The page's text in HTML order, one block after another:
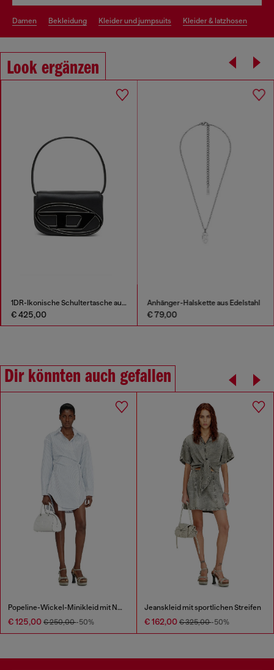
damen bekleidung kleider und jumpsuits kleider & latzhosen
Look ergänzen
1DR-Ikonische Schultertasche aus Nappa-Leder
€ 425,00
Anhänger-Halskette aus Edelstahl
€ 79,00
Dir könnten auch gefallen
Popeline-Wickel-Minikleid mit Nadelstreifen
€ 125,00 € 250,00-50%
Jeanskleid mit sportlichen Streifen
€ 162,00 € 325,00-50%